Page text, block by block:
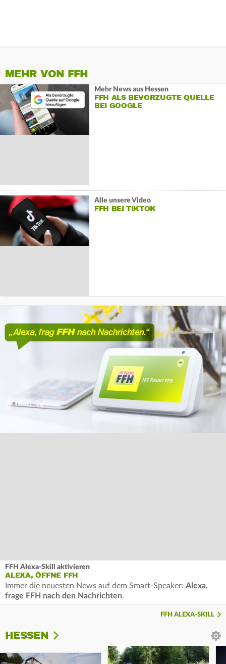
MEHR VON FFH
Mehr News aus Hessen
FFH ALS BEVORZUGTE QUELLE
BEI GOOGLE
Alle unsere Video
FFH BEI TIKTOK
FFH Alexa-Skill aktivieren
ALEXA, ÖFFNE FFH
Immer die neuesten News auf dem Smart-Speaker: Alexa,
frage FFH nach den Nachrichten.
FFH ALEXA-SKILL
HESSEN